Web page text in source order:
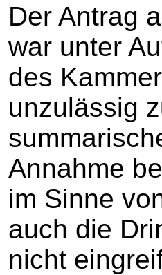
Der Antrag
war unter
des
unzulässig
Annahme
im Sinne
auch die
nicht